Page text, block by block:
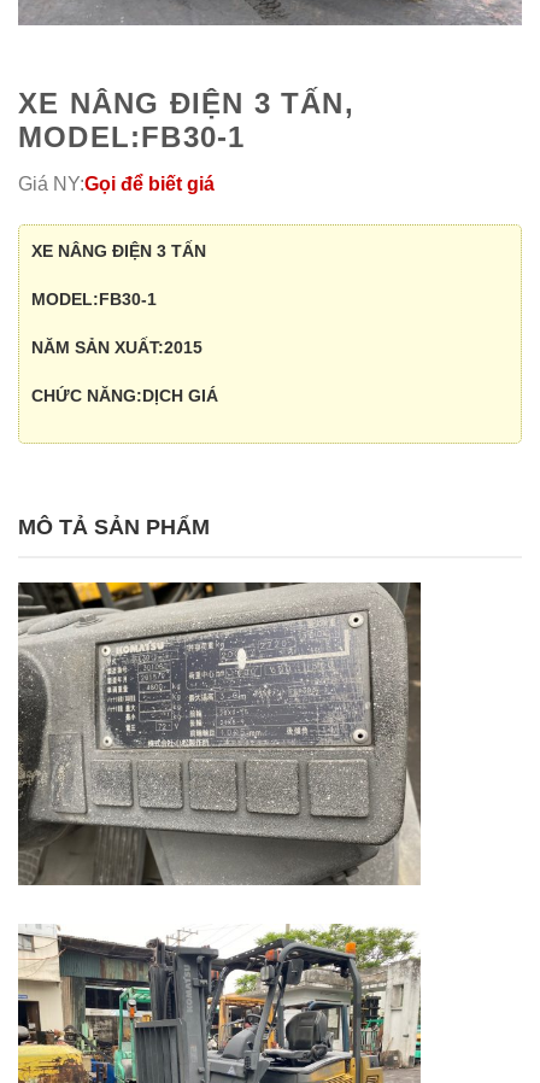
XE NÂNG ĐIỆN 3 TẤN,
MODEL:FB30-1
Giá NY:Gọi để biết giá
XE NÂNG ĐIỆN 3 TẤN
MODEL:FB30-1
NĂM SẢN XUẤT:2015
CHỨC NĂNG:DỊCH GIÁ
MÔ TẢ SẢN PHẨM